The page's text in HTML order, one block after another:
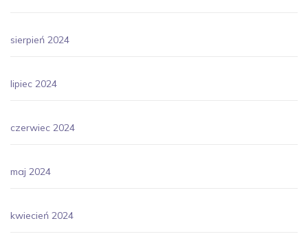
sierpień 2024
lipiec 2024
czerwiec 2024
maj 2024
kwiecień 2024